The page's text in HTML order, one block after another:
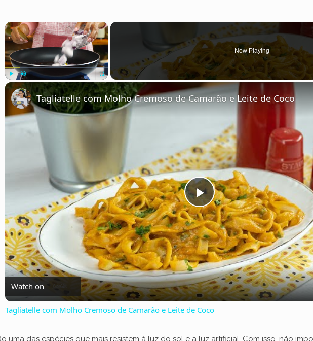
×
Fullscreen
Now Playing
P
l
a
y
Tagliatelle com Molho Cremoso de Camarão e Leite de Coco
Watch on
Tagliatelle com Molho Cremoso de Camarão e Leite de Coco
uma das espécies que mais resistem à luz do sol e a luz artificial. Com isso, não